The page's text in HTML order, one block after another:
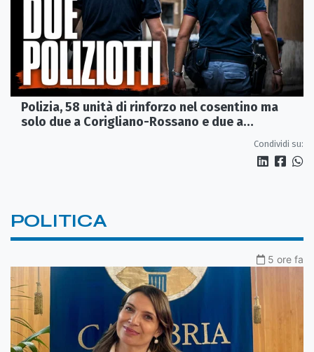
Polizia, 58 unità di rinforzo nel cosentino ma
solo due a Corigliano-Rossano e due a
Condividi su:
POLITICA
5 ore fa